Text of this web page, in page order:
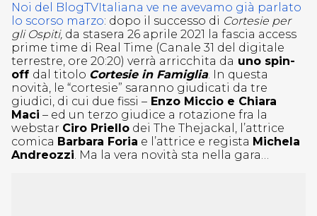
Noi del BlogTVItaliana ve ne avevamo già parlato
lo scorso marzo: dopo il successo di Cortesie per
gli Ospiti, da stasera 26 aprile 2021 la fascia access
prime time di Real Time (Canale 31 del digitale
terrestre, ore 20:20) verrà arricchita da uno spin-
off dal titolo Cortesie in Famiglia. In questa
novità, le “cortesie” saranno giudicati da tre
giudici, di cui due fissi – Enzo Miccio e Chiara
Maci – ed un terzo giudice a rotazione fra la
webstar Ciro Priello dei The Thejackal, l’attrice
comica Barbara Foria e l’attrice e regista Michela
Andreozzi. Ma la vera novità sta nella gara…